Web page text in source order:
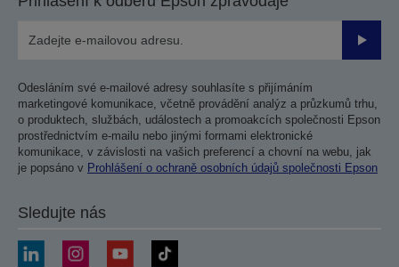
Odesláním své e-mailové adresy souhlasíte s přijímáním
marketingové komunikace, včetně provádění analýz a průzkumů trhu,
o produktech, službách, událostech a promoakcích společnosti Epson
prostřednictvím e-mailu nebo jinými formami elektronické
komunikace, v závislosti na vašich preferencí a chovní na webu, jak
je popsáno v Prohlášení o ochraně osobních údajů společnosti Epson
Sledujte nás